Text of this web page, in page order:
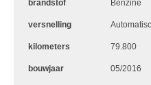
brandstof Benzine
versnelling
kilometers 79.800
bouwjaar 05/2016